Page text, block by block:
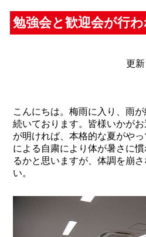
勉強会と歓迎会が行
更新
こんにちは。梅雨に入り、雨
続いております。皆様いかが
が明ければ、本格的な夏がや
による自粛により体が暑さに
るかと思いますが、体調を崩
い。